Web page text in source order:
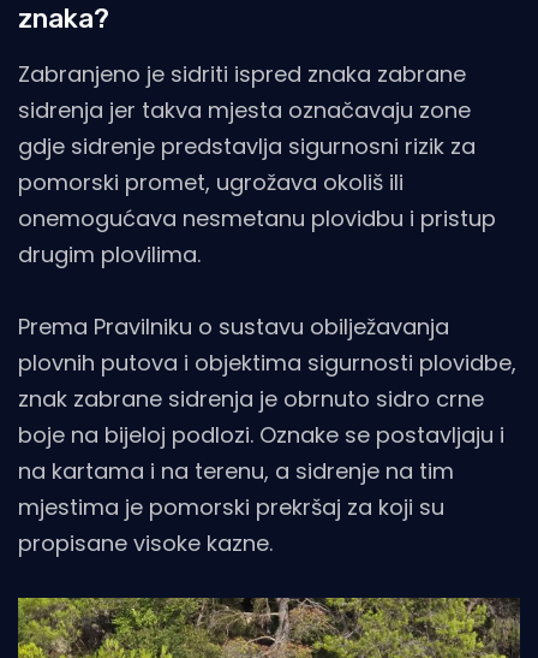
znaka?
Zabranjeno je sidriti ispred znaka zabrane
sidrenja jer takva mjesta označavaju zone
gdje sidrenje predstavlja sigurnosni rizik za
pomorski promet, ugrožava okoliš ili
onemogućava nesmetanu plovidbu i pristup
drugim plovilima.
Prema Pravilniku o sustavu obilježavanja
plovnih putova i objektima sigurnosti plovidbe,
znak zabrane sidrenja je obrnuto sidro crne
boje na bijeloj podlozi. Oznake se postavljaju i
na kartama i na terenu, a sidrenje na tim
mjestima je pomorski prekršaj za koji su
propisane visoke kazne.